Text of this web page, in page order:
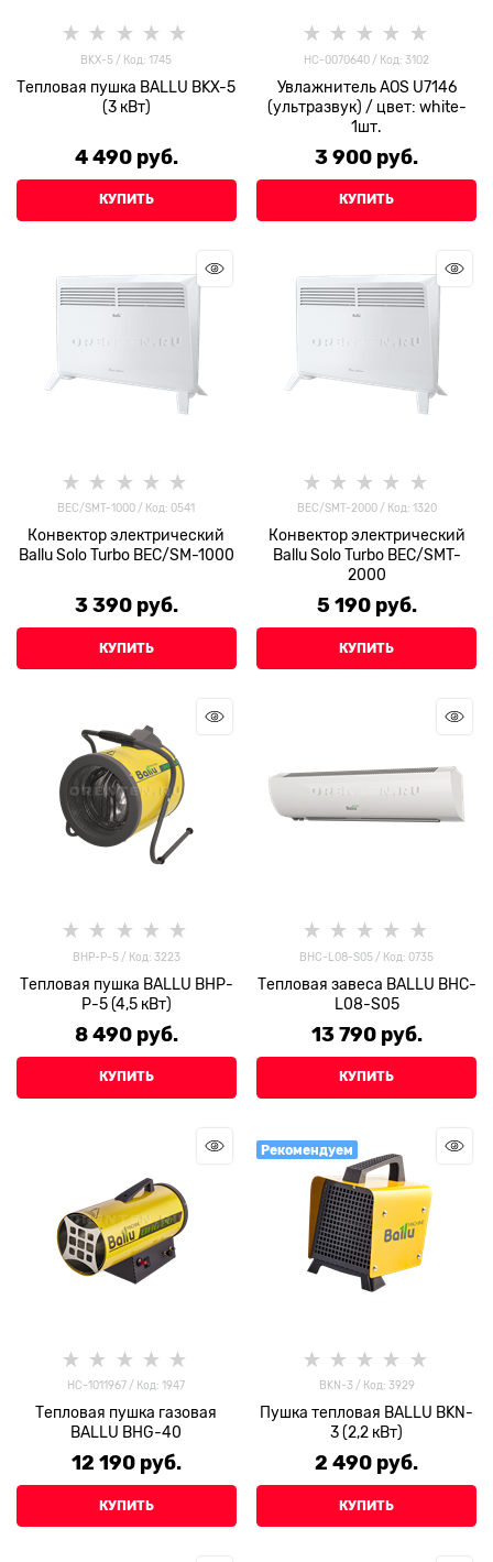
BKX-5 / Код: 1745
Тепловая пушка BALLU BKX-5
(3 кВт)
4 490 руб.
КУПИТЬ
HC-0070640 / Код: 3102
Увлажнитель AOS U7146
(ультразвук) / цвет: white-
1шт.
3 900 руб.
КУПИТЬ
BEC/SMT-1000 / Код: 0541
Конвектор электрический
Ballu Solo Turbo BEC/SM-1000
3 390 руб.
КУПИТЬ
ВЕС/SMT-2000 / Код: 1320
Конвектор электрический
Ballu Solo Turbo BEC/SMT-
2000
5 190 руб.
КУПИТЬ
BHP-P-5 / Код: 3223
Тепловая пушка BALLU BHP-
P-5 (4,5 кВт)
8 490 руб.
КУПИТЬ
BHC-L08-S05 / Код: 0735
Тепловая завеса BALLU BHC-
L08-S05
13 790 руб.
КУПИТЬ
НС-1011967 / Код: 1947
Тепловая пушка газовая
BALLU BHG-40
12 190 руб.
КУПИТЬ
Рекомендуем
BKN-3 / Код: 3929
Пушка тепловая BALLU BKN-
3 (2,2 кВт)
2 490 руб.
КУПИТЬ